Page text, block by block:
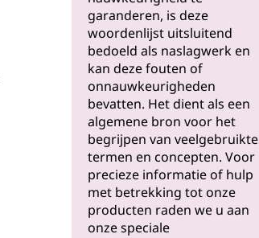
garanderen, is deze
woordenlijst uitsluitend
bedoeld als naslagwerk en
kan deze fouten of
onnauwkeurigheden
bevatten. Het dient als een
algemene bron voor het
begrijpen van veelgebruikte
termen en concepten. Voor
precieze informatie of hulp
met betrekking tot onze
producten raden we u aan
onze speciale